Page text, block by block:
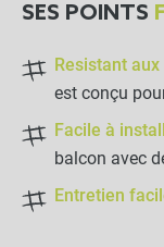
SES POINTS
Resistant
est conçu
Facile à
balcon avec
Entretien